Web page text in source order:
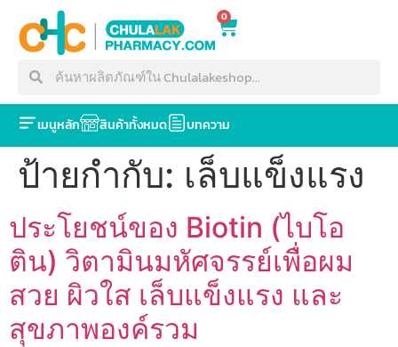
0
เมนูหลัก สินค้าทั้งหมด บทความ
ป้ายกำกับ: เล็บแข็งแรง
ประโยชน์ของ Biotin (ไบโอ
ติน) วิตามินมหัศจรรย์เพื่อผม
สวย ผิวใส เล็บแข็งแรง และ
สุขภาพองค์รวม